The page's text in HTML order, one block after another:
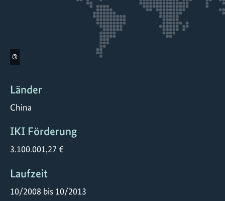
©
Länder
China
IKI Förderung
3.100.001,27 €
Laufzeit
10/2008 bis 10/2013